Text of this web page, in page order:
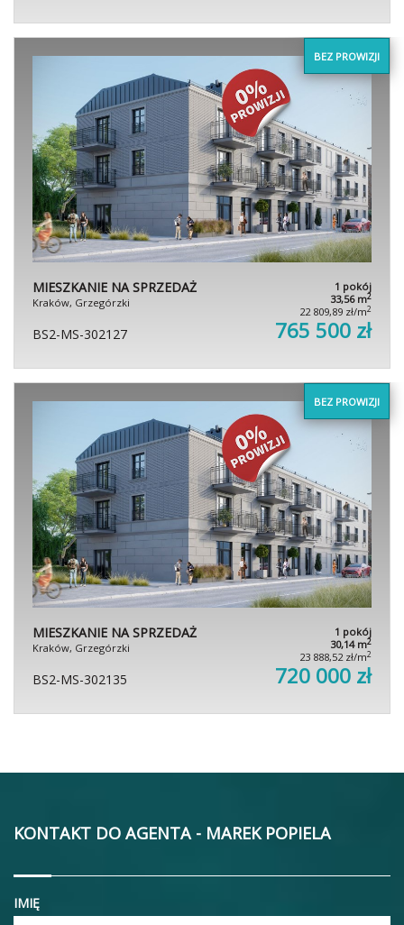
BEZ PROWIZJI
MIESZKANIE NA SPRZEDAŻ
Kraków, Grzegórzki
1 pokój
33,56 m2
22 809,89 zł/m2
BS2-MS-302127 765 500 zł
BEZ PROWIZJI
MIESZKANIE NA SPRZEDAŻ
Kraków, Grzegórzki
1 pokój
30,14 m2
23 888,52 zł/m2
BS2-MS-302135 720 000 zł
KONTAKT DO AGENTA - MAREK POPIELA
IMIĘ